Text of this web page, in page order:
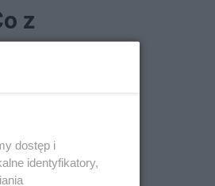
z
dostęp i
identyfikatory,